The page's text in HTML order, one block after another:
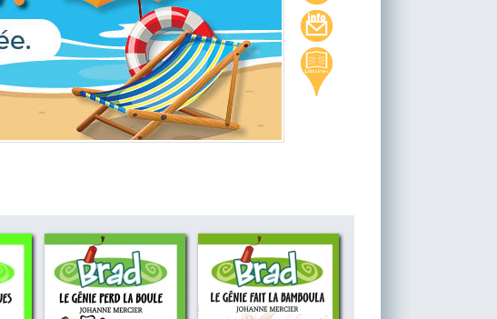
On a parlé de nous
Achat en ligne
Nous joindre
Politique de confidentialité